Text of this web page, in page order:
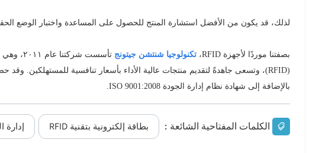
لذلك، قد يكون من الأفضل استشارة المنتج للحصول على المساعدة واختبار الوضع
بصفتنا موردًا لأجهزة RFID، تكنولوجيا شنتشن جيتونج
تأسست
بالإضافة إلى شهادة نظام إدارة الجودة ISO 9001:2008.
الكلمات المفتاحية الشائعة : بطاقة إلكترونية بتقنية RFID إدارة